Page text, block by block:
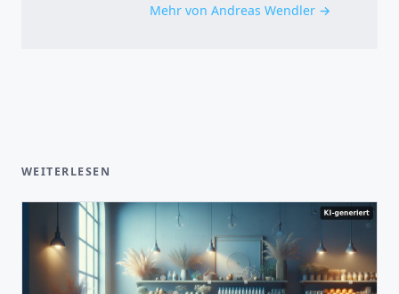
Mehr von Andreas Wendler
WEITERLESEN